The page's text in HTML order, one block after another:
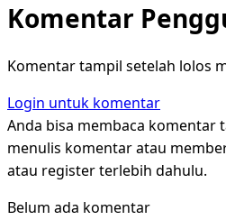
Komentar
Komentar tampil setelah lolos
Login untuk komentar
Anda bisa membaca komentar
menulis komentar atau
atau register terlebih dahulu.
Belum ada komentar